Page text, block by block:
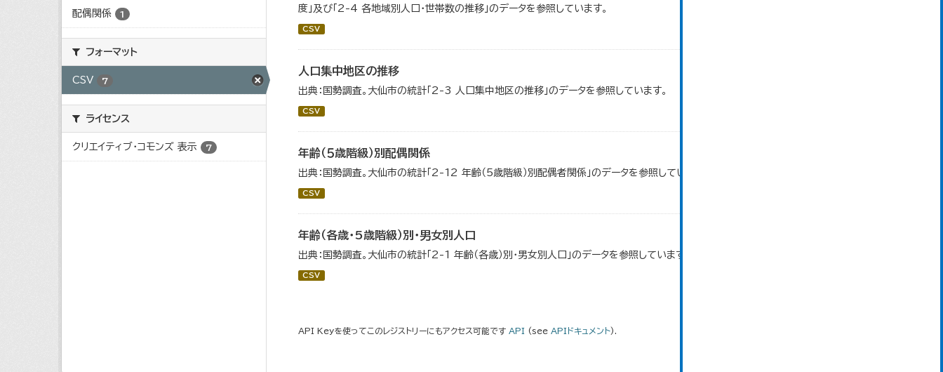
配偶関係 1
フォーマット
CSV 7
ライセンス
クリエイティブ・コモンズ 表示 7
度」及び「2-4 各地域別人口・世帯数の推移」のデータを参照しています。
CSV
人口集中地区の推移
出典：国勢調査。大仙市の統計「2-3 人口集中地区の推移」のデータを参照しています。
CSV
年齢（５歳階級）別配偶関係
出典：国勢調査。大仙市の統計「2-12 年齢（5歳階級）別配偶者関係」のデータを参照しています。
CSV
年齢（各歳・5歳階級）別・男女別人口
出典：国勢調査。大仙市の統計「2-1 年齢（各歳）別・男女別人口」のデータを参照しています。
CSV
API Keyを使ってこのレジストリーにもアクセス可能です API (see APIドキュメント).